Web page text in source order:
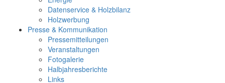
Datenservice & Holzbilanz
Holzwerbung
Presse & Kommunikation
Pressemitteilungen
Veranstaltungen
Fotogalerie
Halbjahresberichte
Links